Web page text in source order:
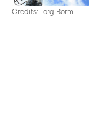
Credits: Jörg Borm